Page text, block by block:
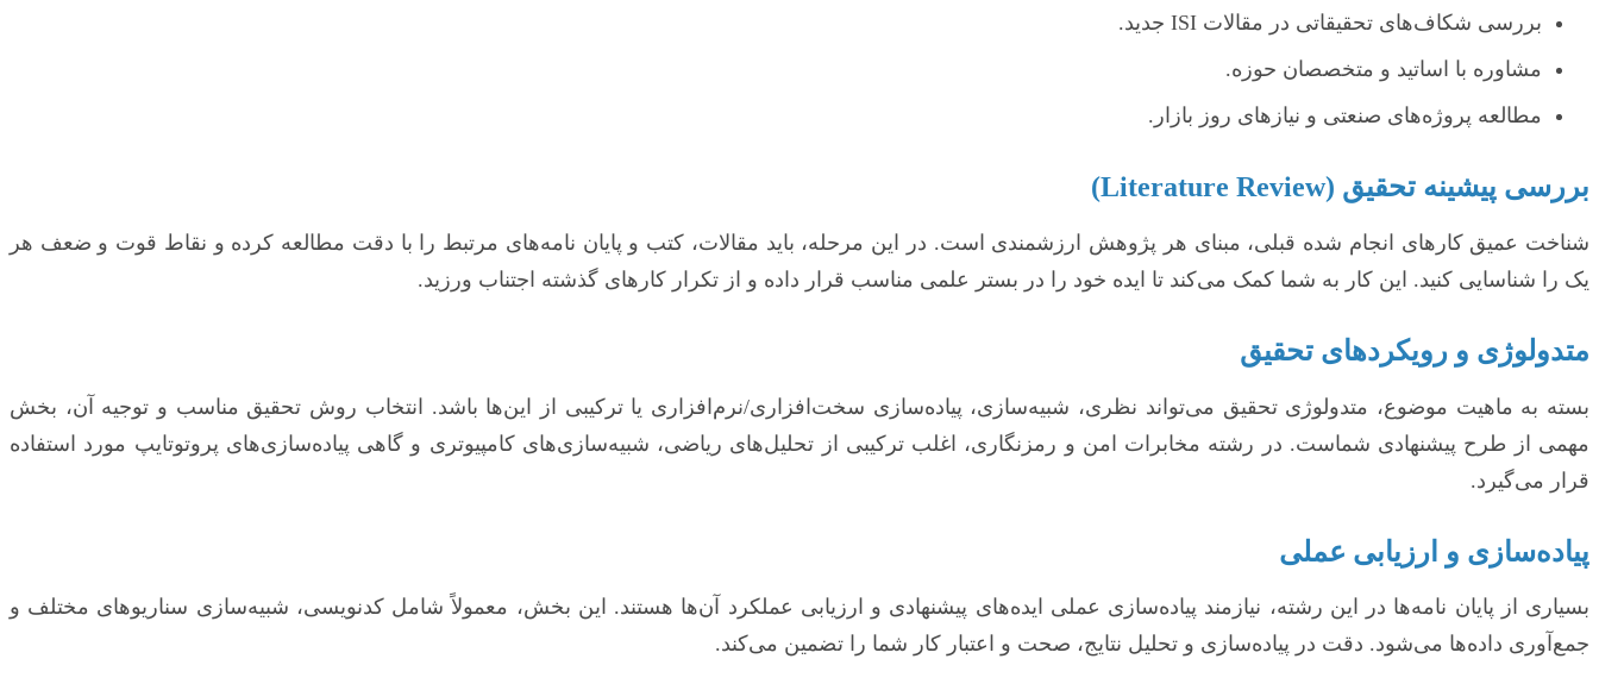
بررسی شکاف‌های تحقیقاتی در مقالات ISI جدید.
مشاوره با اساتید و متخصصان حوزه.
مطالعه پروژه‌های صنعتی و نیازهای روز بازار.
بررسی پیشینه تحقیق (Literature Review)
شناخت عمیق کارهای انجام شده قبلی، مبنای هر پژوهش ارزشمندی است. در این مرحله، باید مقالات، کتب و پایان نامه‌های مرتبط را با دقت مطالعه کرده و نقاط قوت و ضعف هر
یک را شناسایی کنید. این کار به شما کمک می‌کند تا ایده خود را در بستر علمی مناسب قرار داده و از تکرار کارهای گذشته اجتناب ورزید.
متدولوژی و رویکردهای تحقیق
بسته به ماهیت موضوع، متدولوژی تحقیق می‌تواند نظری، شبیه‌سازی، پیاده‌سازی سخت‌افزاری/نرم‌افزاری یا ترکیبی از این‌ها باشد. انتخاب روش تحقیق مناسب و توجیه آن، بخش
مهمی از طرح پیشنهادی شماست. در رشته مخابرات امن و رمزنگاری، اغلب ترکیبی از تحلیل‌های ریاضی، شبیه‌سازی‌های کامپیوتری و گاهی پیاده‌سازی‌های پروتوتایپ مورد استفاده
قرار می‌گیرد.
پیاده‌سازی و ارزیابی عملی
بسیاری از پایان نامه‌ها در این رشته، نیازمند پیاده‌سازی عملی ایده‌های پیشنهادی و ارزیابی عملکرد آن‌ها هستند. این بخش، معمولاً شامل کدنویسی، شبیه‌سازی سناریوهای مختلف و
جمع‌آوری داده‌ها می‌شود. دقت در پیاده‌سازی و تحلیل نتایج، صحت و اعتبار کار شما را تضمین می‌کند.